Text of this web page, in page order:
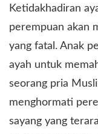
Ketidakhadiran
perempuan akan
yang fatal. Anak
ayah untuk
seorang pria
menghormati
sayang yang